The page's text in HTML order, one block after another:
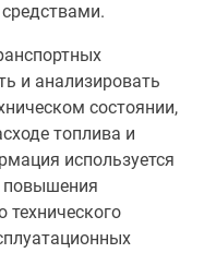
и анализировать
состоянии,
топлива и
используется
повышения
технического